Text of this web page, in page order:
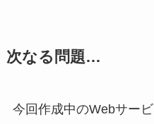
次なる問題…
今回作成中のWebサー